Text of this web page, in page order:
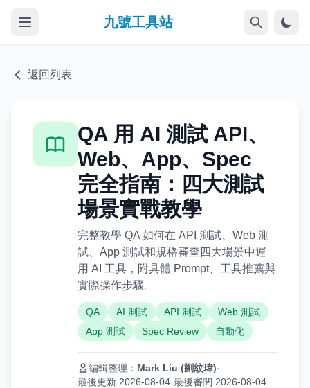
九號工具站
返回列表
QA 用 AI 測試 API、
Web、App、Spec
完全指南：四大測試
場景實戰教學
完整教學 QA 如何在 API 測試、Web 測
試、App 測試和規格審查四大場景中運
用 AI 工具，附具體 Prompt、工具推薦與
實際操作步驟。
QA AI 測試 API 測試
Web 測試
App 測試
Spec Review 自動化
編輯整理： Mark Liu (劉紋瑋)·
最後更新 2026-08-04·最後審閱 2026-08-04